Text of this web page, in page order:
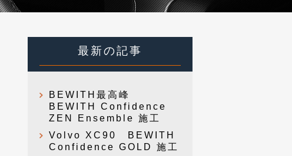
最新の記事
BEWITH最高峰
BEWITH Confidence
ZEN Ensemble 施工
Volvo XC90 BEWITH
Confidence GOLD 施工